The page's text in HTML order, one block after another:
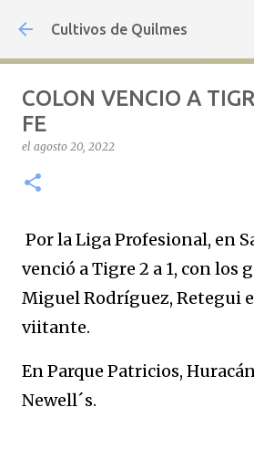
Ir al contenido
Cultivos de Quilmes
COLON VENCIO A
FE
el agosto 20, 2022
Por la Liga Profesional, en
venció a Tigre 2 a 1, con los
Miguel Rodríguez, Retegui
viitante.
En Parque Patricios,
Newell´s.